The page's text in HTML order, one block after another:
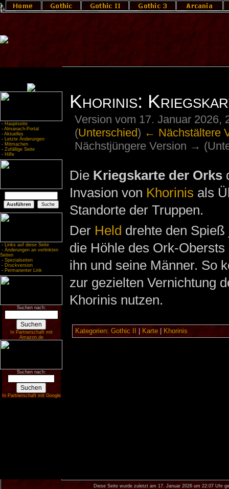
- Hauptseite
- Almanach-Portal
- Aktuelles
- Letzte Änderungen
- Mitmachen
- Zufällige Seite
- Hilfe
- Links auf diese Seite
- Änderungen an verlinkten
Seiten
- Spezialseiten
- Druckversion
- Permanenter Link
Suchen nach:
In Partnerschaft mit
Amazon.de
Suchen nach:
In Partnerschaft mit Google
Khorinis:
Version vom 17. Januar 2026,
(Unterschied) ← Nächstältere
Nächstjüngere Version →
Die Kriegskarte der Orks
Invasion von Khorinis als
Standorte der Truppen.
Der Held drehte den
die Höhle des Ork-
ihn und seine Männer. So
zur gezielten Vernichtung
Khorinis nutzen.
Kategorien: Gothic II Karte| Khorinis
Diese Seite wurde zuletzt am 17. Januar 2026 um 22:07 Uhr